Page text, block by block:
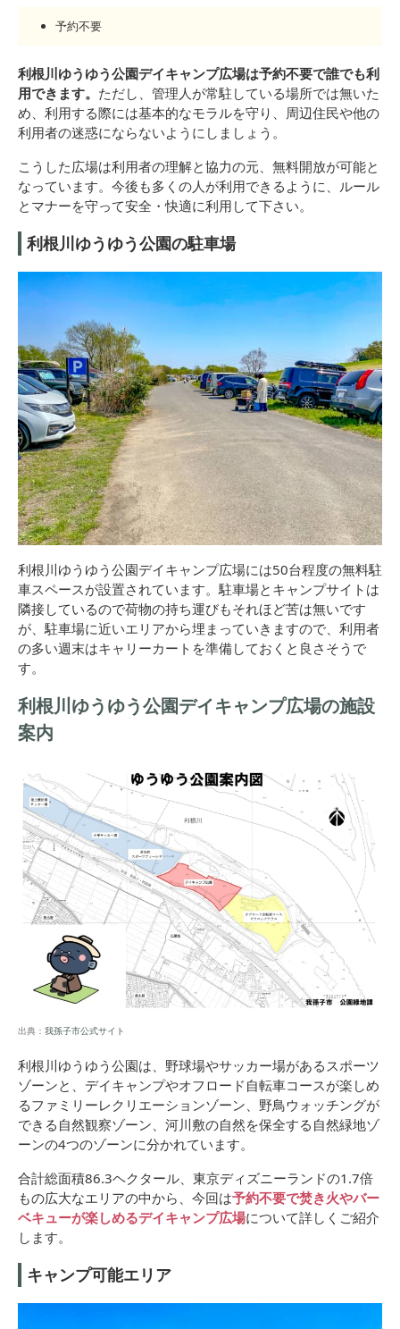
予約不要
利根川ゆうゆう公園デイキャンプ広場は予約不要で誰でも利
用できます。 ただし、管理人が常駐している場所では無いた
め、利用する際には基本的なモラルを守り、周辺住民や他の
利用者の迷惑にならないようにしましょう。
こうした広場は利用者の理解と協力の元、無料開放が可能と
なっています。今後も多くの人が利用できるように、ルール
とマナーを守って安全・快適に利用して下さい。
利根川ゆうゆう公園の駐車場
利根川ゆうゆう公園デイキャンプ広場には50台程度の無料駐
車スペースが設置されています。駐車場とキャンプサイトは
隣接しているので荷物の持ち運びもそれほど苦は無いです
が、駐車場に近いエリアから埋まっていきますので、利用者
の多い週末はキャリーカートを準備しておくと良さそうで
す。
利根川ゆうゆう公園デイキャンプ広場の施設
案内
出典： 我孫子市公式サイト
利根川ゆうゆう公園は、野球場やサッカー場があるスポーツ
ゾーンと、デイキャンプやオフロード自転車コースが楽しめ
るファミリーレクリエーションゾーン、野鳥ウォッチングが
できる自然観察ゾーン、河川敷の自然を保全する自然緑地ゾ
ーンの4つのゾーンに分かれています。
合計総面積86.3ヘクタール、東京ディズニーランドの1.7倍
もの広大なエリアの中から、今回は予約不要で焚き火やバー
ベキューが楽しめるデイキャンプ広場について詳しくご紹介
します。
キャンプ可能エリア